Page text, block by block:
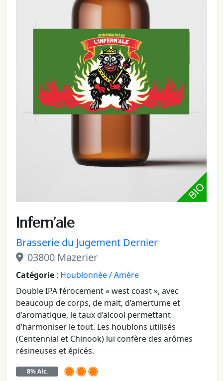
Infern’ale
Brasserie du Jugement Dernier
03800 Mazerier
Catégorie : Houblonnée / Amère
Double IPA férocement « west coast », avec
beaucoup de corps, de malt, d’amertume et
d’aromatique, le taux d’alcool permettant
d’harmoniser le tout. Les houblons utilisés
(Centennial et Chinook) lui confère des arômes
résineuses et épicés.
8% Alc.